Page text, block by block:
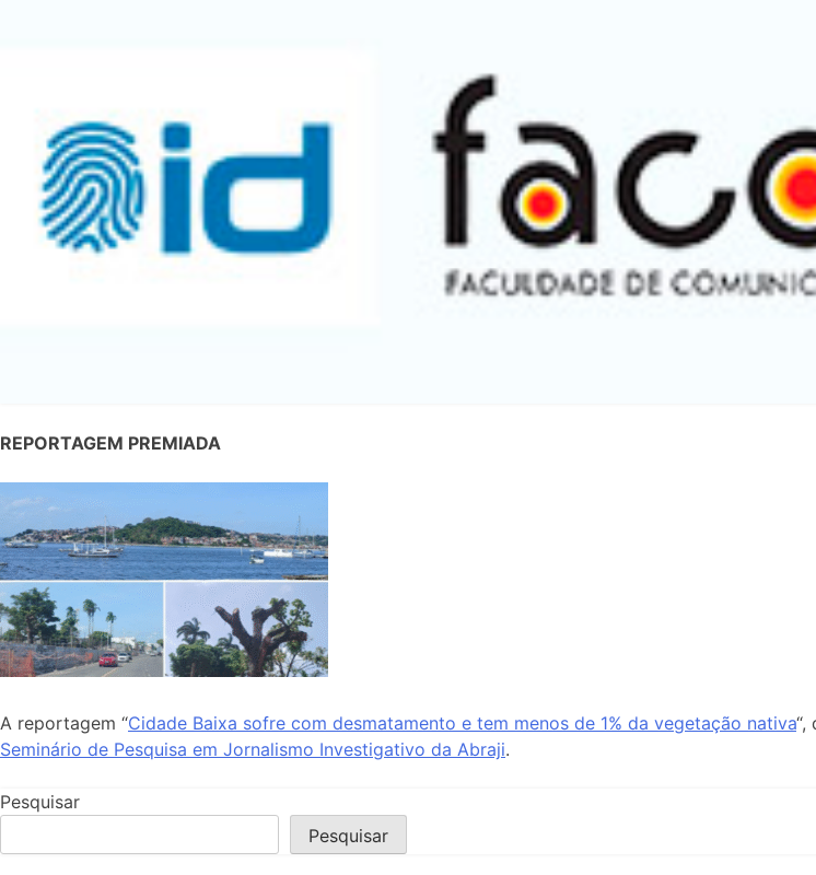
REPORTAGEM PREMIADA
A reportagem “Cidade Baixa sofre com desmatamento e tem menos de 1% da vegetação nativa“,
Seminário de Pesquisa em Jornalismo Investigativo da Abraji.
Pesquisar
Pesquisar